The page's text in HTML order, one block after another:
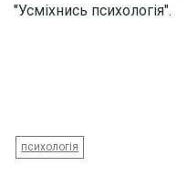
"Усміхнись психологія".
психологія